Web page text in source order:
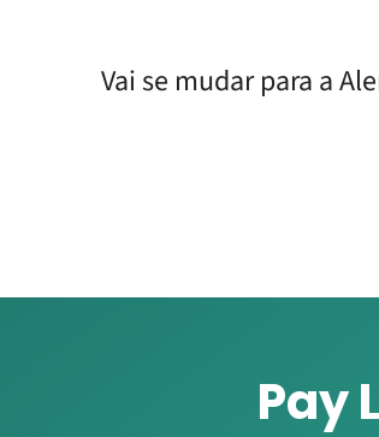
Vai se mudar para a
Pay